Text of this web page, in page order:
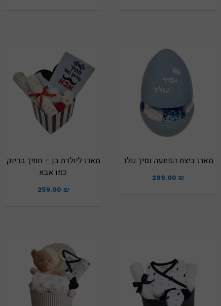
מארז ביצת הפתעה נסיך נולד
289.00 ₪
מארז ליולדת בן – חתיך בדיוק
כמו אבא
259.00 ₪